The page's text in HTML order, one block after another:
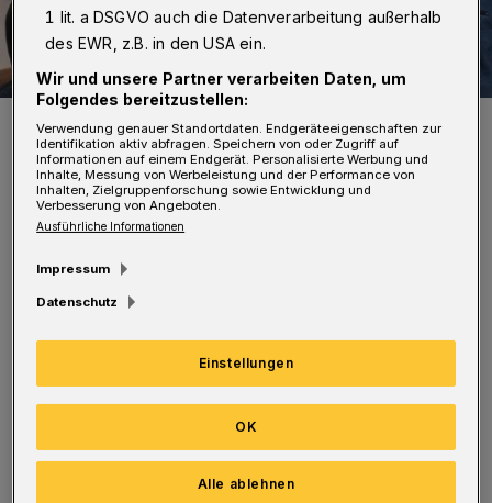
Diesel, Heinrich Theis und Klaus Ziegert.
Foto: MEC Wuppertal
Aufgebaut werden Stände auf einer Länge von
rund 250 Meter. Zu kaufen gibt es gebrauchte
Modelleisenbahnartikel. In diesem Jahr bietet
der Verein erstmals neben dem Sortiment der
bekannten Hersteller auch selbst hergestellte
Dioramen mit und ohne Bezug zur
1 lit. a DSGVO auch die Datenverarbeitung außerhalb
des EWR, z.B. in den USA ein.
Wir und unsere Partner verarbeiten Daten, um
Folgendes bereitzustellen:
Verwendung genauer Standortdaten. Endgeräteeigenschaften zur
Identifikation aktiv abfragen. Speichern von oder Zugriff auf
Informationen auf einem Endgerät. Personalisierte Werbung und
Inhalte, Messung von Werbeleistung und der Performance von
Inhalten, Zielgruppenforschung sowie Entwicklung und
Verbesserung von Angeboten.
Ausführliche Informationen
Impressum
Datenschutz
Einstellungen
Alle ablehnen
OK